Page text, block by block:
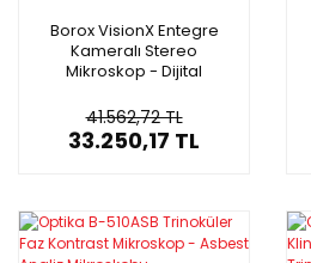
Borox VisionX Entegre
Kameralı Stereo
Mikroskop - Dijital
41.562,72 TL
33.250,17 TL